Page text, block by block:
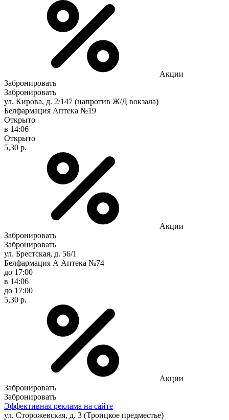
Акции
Забронировать
Забронировать
ул. Кирова, д. 2/147 (напротив Ж/Д вокзала)
Белфармация Аптека №19
Открыто
в 14:06
Открыто
5,30 р.
Акции
Забронировать
Забронировать
ул. Брестская, д. 56/1
Белфармация А Аптека №74
до 17:00
в 14:06
до 17:00
5,30 р.
Акции
Забронировать
Забронировать
Эффективная реклама на сайте
ул. Сторожевская, д. 3 (Троицкое предместье)